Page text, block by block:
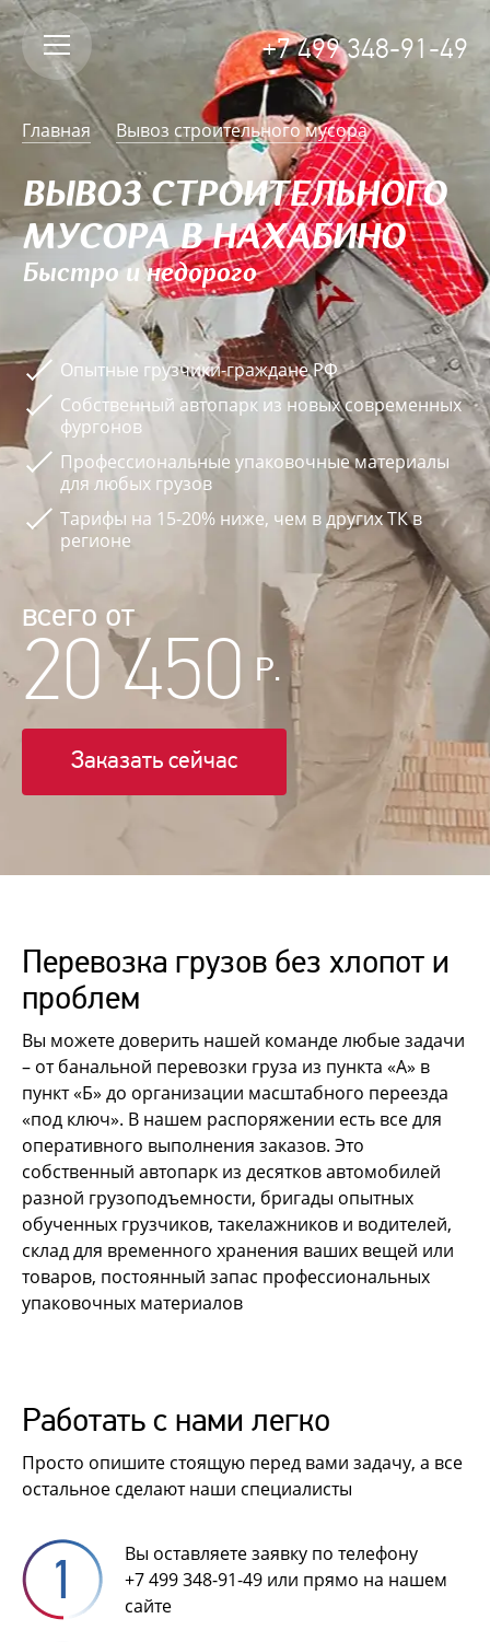
+7 499 348-91-49
Главная Вывоз строительного мусора
ВЫВОЗ СТРОИТЕЛЬНОГО
МУСОРА В НАХАБИНО
Быстро и недорого
Опытные грузчики-граждане РФ
Собственный автопарк из новых современных
фургонов
Профессиональные упаковочные материалы
для любых грузов
Тарифы на 15-20% ниже, чем в других ТК в
регионе
всего от
20 450 Р.
Заказать сейчас
Перевозка грузов без хлопот и
проблем
Вы можете доверить нашей команде любые задачи
– от банальной перевозки груза из пункта «А» в
пункт «Б» до организации масштабного переезда
«под ключ». В нашем распоряжении есть все для
оперативного выполнения заказов. Это
собственный автопарк из десятков автомобилей
разной грузоподъемности, бригады опытных
обученных грузчиков, такелажников и водителей,
склад для временного хранения ваших вещей или
товаров, постоянный запас профессиональных
упаковочных материалов
Работать с нами легко
Просто опишите стоящую перед вами задачу, а все
остальное сделают наши специалисты
Вы оставляете заявку по телефону
+7 499 348-91-49 или прямо на нашем
сайте